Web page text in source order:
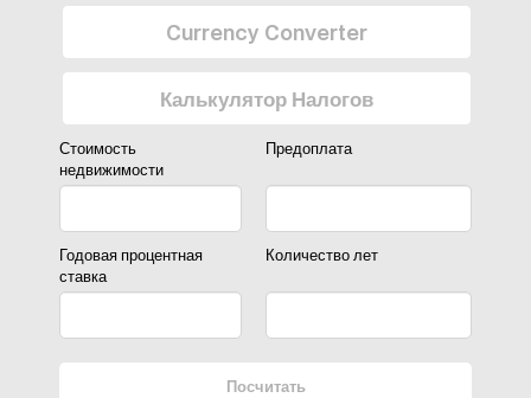
Currency Converter
Калькулятор Налогов
Стоимость
недвижимости
Предоплата
Годовая процентная
ставка
Количество лет
Посчитать